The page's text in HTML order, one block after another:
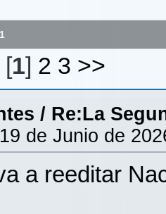
[1] 2 3 >>
/ Re:La
19 de Junio de
a reeditar